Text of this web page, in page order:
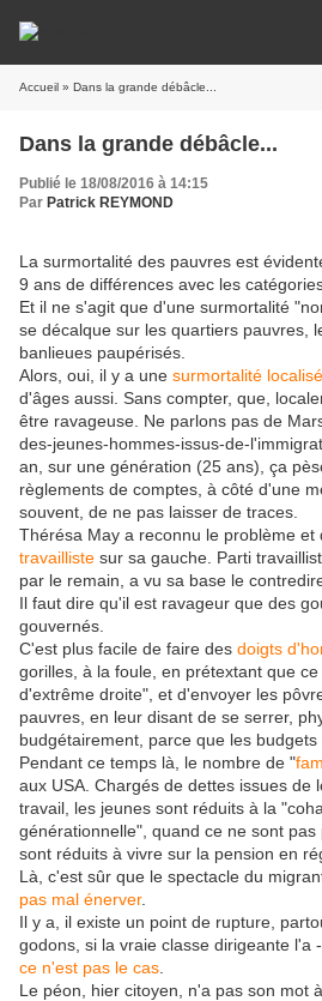
Accueil » Dans la grande débâcle...
Dans la grande débâcle...
Publié le 18/08/2016 à 14:15
Par Patrick REYMOND
La surmortalité des pauvres est
9 ans de différences avec les
Et il ne s'agit que d'une surmortalité
se décalque sur les quartiers pauvres,
banlieues paupérisés.
Alors, oui, il y a une surmortalité
d'âges aussi. Sans compter, que,
être ravageuse. Ne parlons pas de
des-jeunes-hommes-issus-de-
an, sur une génération (25 ans), ça
règlements de comptes, à côté d'une
souvent, de ne pas laisser de traces.
Thérésa May a reconnu le problème et
travailliste sur sa gauche. Parti
par le remain, a vu sa base le
Il faut dire qu'il est ravageur que des
gouvernés.
C'est plus facile de faire des doigts
gorilles, à la foule, en prétextant que
d'extrême droite", et d'envoyer les
pauvres, en leur disant de se serrer,
budgétairement, parce que les budgets
Pendant ce temps là, le nombre de "
aux USA. Chargés de dettes issues de
travail, les jeunes sont réduits à la
générationnelle", quand ce ne sont
sont réduits à vivre sur la pension en
Là, c'est sûr que le spectacle du
pas mal énerver.
Il y a, il existe un point de rupture,
godons, si la vraie classe dirigeante l'a
ce n'est pas le cas
Le péon, hier citoyen, n'a pas son mot